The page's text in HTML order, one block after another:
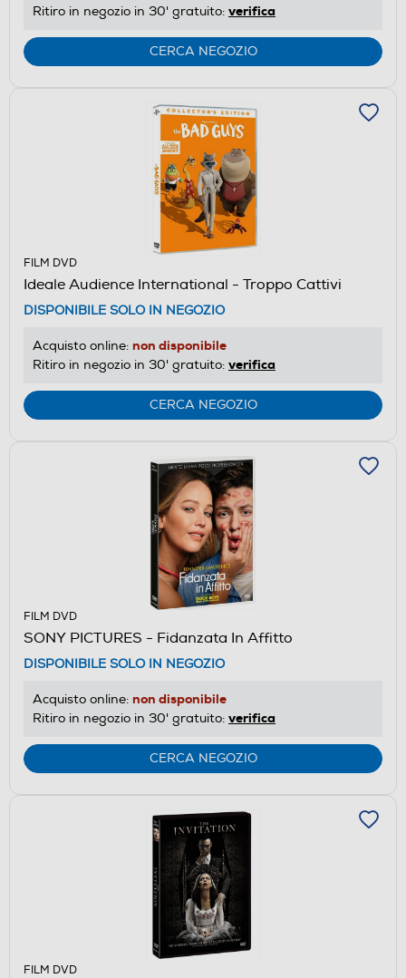
Ritiro in negozio in 30' gratuito: verifica
CERCA NEGOZIO
FILM DVD
Ideale Audience International - Troppo Cattivi
DISPONIBILE SOLO IN NEGOZIO
Acquisto online: non disponibile
Ritiro in negozio in 30' gratuito: verifica
CERCA NEGOZIO
FILM DVD
SONY PICTURES - Fidanzata In Affitto
DISPONIBILE SOLO IN NEGOZIO
Acquisto online: non disponibile
Ritiro in negozio in 30' gratuito: verifica
CERCA NEGOZIO
FILM DVD